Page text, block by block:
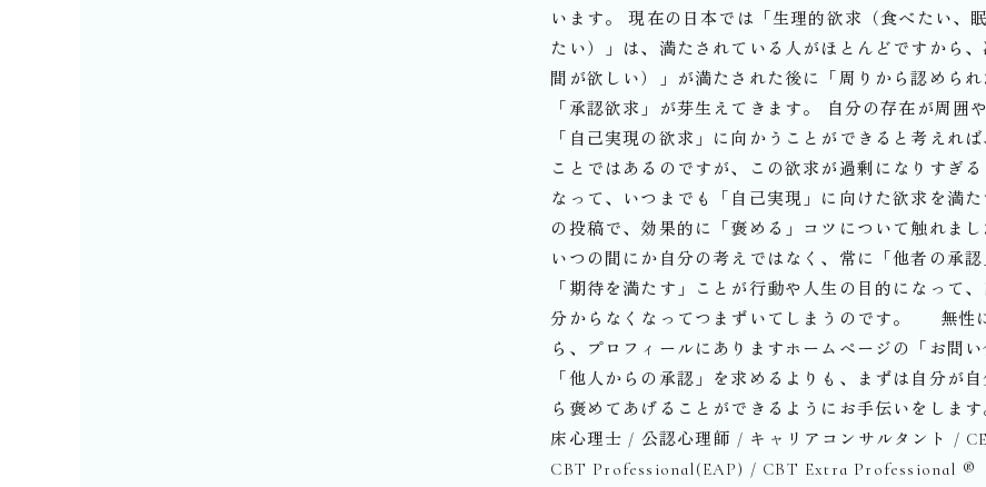
います。 現在の日本では「生理的欲求（食べたい、
たい）」は、満たされている人がほとんどですから
間が欲しい）」が満たされた後に「周りから認めら
「承認欲求」が芽生えてきます。 自分の存在が周囲
「自己実現の欲求」に向かうことができると考えれ
ことではあるのですが、この欲求が過剰になりすぎ
なって、いつまでも「自己実現」に向けた欲求を満
の投稿で、効果的に「褒める」コツについて触れま
いつの間にか自分の考えではなく、常に「他者の承
「期待を満たす」ことが行動や人生の目的になって
分からなくなってつまずいてしまうのです。 無性
ら、プロフィールにありますホームページの「お問
「他人からの承認」を求めるよりも、まずは自分が
ら褒めてあげることができるようにお手伝いをし
床心理士 / 公認心理師 / キャリアコンサルタント /
CBT Professional(EAP) / CBT Extra Professional ®︎